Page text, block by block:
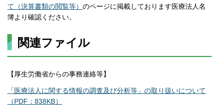
て（決算書類の閲覧等） のページに掲載しております医療法人名
簿より確認ください。
関連ファイル
【厚生労働省からの事務連絡等】
「医療法人に関する情報の調査及び分析等」の取り扱いについて
（PDF：838KB）